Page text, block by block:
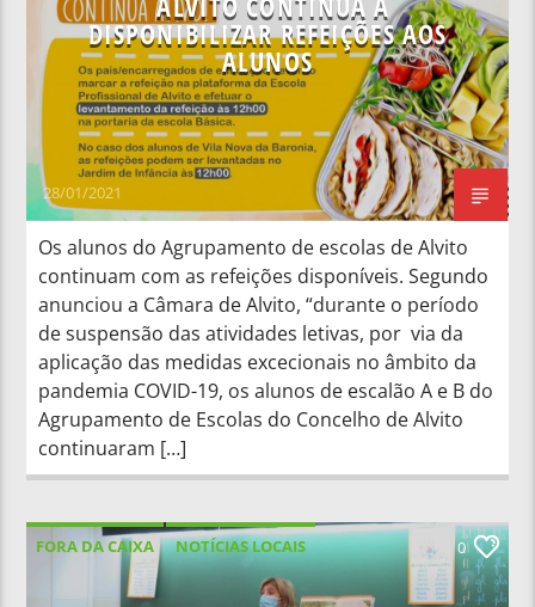
DISPONIBILIZAR REFEIÇÕES AOS
ALUNOS
28/01/2021
Os alunos do Agrupamento de escolas de Alvito
continuam com as refeições disponíveis. Segundo
anunciou a Câmara de Alvito, “durante o período
de suspensão das atividades letivas, por via da
aplicação das medidas excecionais no âmbito da
pandemia COVID-19, os alunos de escalão A e B do
Agrupamento de Escolas do Concelho de Alvito
continuaram […]
FORA DA CAIXA NOTÍCIAS LOCAIS 0